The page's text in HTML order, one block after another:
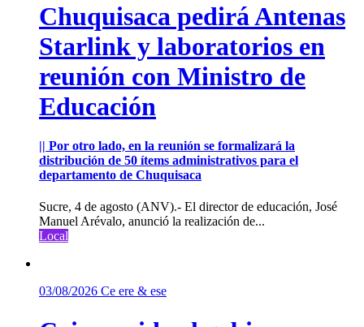
Chuquisaca pedirá Antenas
Starlink y laboratorios en
reunión con Ministro de
Educación
|| Por otro lado, en la reunión se formalizará la
distribución de 50 ítems administrativos para el
departamento de Chuquisaca
Sucre, 4 de agosto (ANV).- El director de educación, José
Manuel Arévalo, anunció la realización de...
Local
03/08/2026 Ce ere & ese